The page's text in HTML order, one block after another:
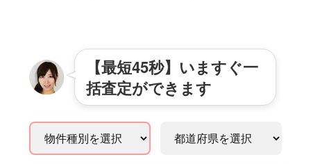
【最短45秒】いますぐ一
括査定ができます